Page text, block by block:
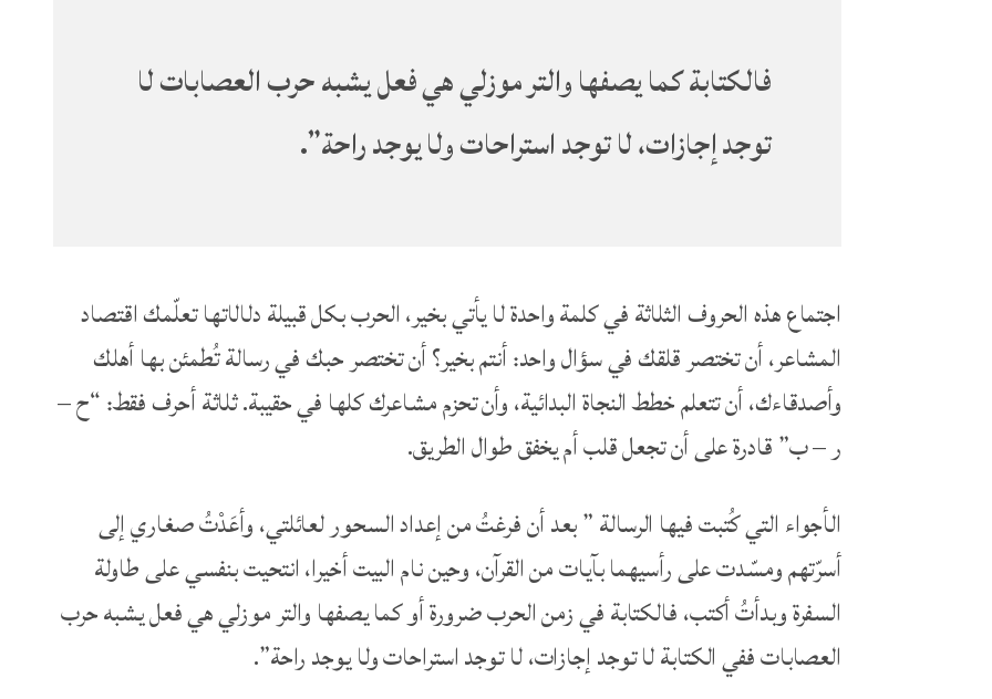
فالكتابة كما يصفها والتر موزلي هي فعل يشبه حرب العصابات لا
توجد إجازات، لا توجد استراحات ولا يوجد راحة”.
اجتماع هذه الحروف الثلاثة في كلمة واحدة لا يأتي بخير، الحرب بكل قبيلة دلالاتها تعلّمك اقتصاد
المشاعر، أن تختصر قلقك في سؤال واحد: أنتم بخير؟ أن تختصر حبك في رسالة تُطمئن بها أهلك
وأصدقاءك، أن تتعلم خطط النجاة البدائية، وأن تحزم مشاعرك كلها في حقيبة. ثلاثة أحرف فقط: “ح –
ر – ب” قادرة على أن تجعل قلب أم يخفق طوال الطريق.
الأجواء التي كُتبت فيها الرسالة ” بعد أن فرغتُ من إعداد السحور لعائلتي، وأعَدْتُ صغاري إلى
أسرّتهم ومسّدت على رأسيهما بآيات من القرآن، وحين نام البيت أخيرا، انتحيت بنفسي على طاولة
السفرة وبدأتُ أكتب، فالكتابة في زمن الحرب ضرورة أو كما يصفها والتر موزلي هي فعل يشبه حرب
العصابات ففي الكتابة لا توجد إجازات، لا توجد استراحات ولا يوجد راحة”.